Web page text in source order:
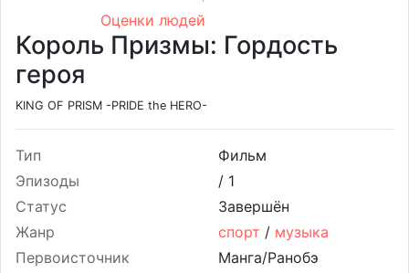
Оценки людей
Король Призмы: Гордость
героя
KING OF PRISM -PRIDE the HERO-
Тип
Фильм
Эпизоды
/ 1
Статус
Завершён
Жанр
спорт / музыка
Первоисточник
Манга/Ранобэ